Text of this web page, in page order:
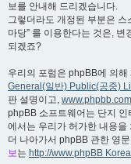
보를 안내해 드리겠습니다.
그렇더라도 개정된 부분은 스
마당” 를 이용한다는 것은,
되겠죠?
우리의 포럼은 phpBB에 의해
General(일반) Public(공중)
판 설명이고, www.phpbb.com
phpBB 소프트웨어는 단지
에서는 우리가 허가한 내용
더 나아가서 phpBB 관한 영
보는 http://www.phpBB